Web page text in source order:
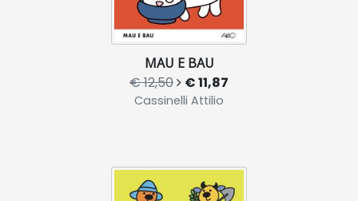
MAU E BAU
€ 12,50 € 11,87
Cassinelli Attilio